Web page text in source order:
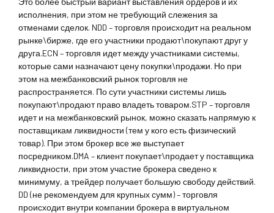
исполнения, при этом не требующий слежения за
отменами сделок. NDD – торговля происходит на реальном
рынке\бирже, где его участники продают\покупают друг у
друга.ECN – торговля идет между участниками системы,
которые сами назначают цену покупки\продажи. Но при
этом на межбанковский рынок торговля не
распространяется. По сути участники системы лишь
покупают\продают право владеть товаром.STP – торговля
идет и на межбанковский рынок, можно сказать напрямую к
поставщикам ликвидности (тем у кого есть физический
товар). При этом брокер все же выступает
посредником.DMA – клиент покупает\продает у поставщика
ликвидности, при этом участие брокера сведено к
минимуму, а трейдер получает большую свободу действий.
DD (не рекомендуем для крупных сумм) – торговля
происходит внутри компании брокера в виртуальном